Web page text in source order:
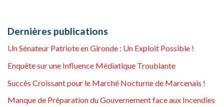
Dernières publications
Un Sénateur Patriote en Gironde : Un Exploit Possible !
Enquête sur une Influence Médiatique Troublante
Succès Croissant pour le Marché Nocturne de Marcenais !
Manque de Préparation du Gouvernement face aux Incendies